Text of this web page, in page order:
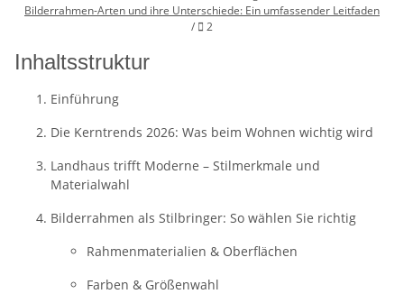
Bilderrahmen-Arten und ihre Unterschiede: Ein umfassender Leitfaden
/
Kommentare
2
Inhaltsstruktur
Einführung
Die Kerntrends 2026: Was beim Wohnen wichtig wird
Landhaus trifft Moderne – Stilmerkmale und
Materialwahl
Bilderrahmen als Stilbringer: So wählen Sie richtig
Rahmenmaterialien & Oberflächen
Farben & Größenwahl